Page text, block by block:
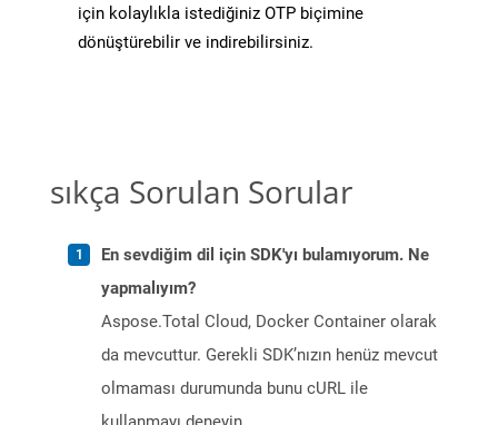
için kolaylıkla istediğiniz OTP biçimine
dönüştürebilir ve indirebilirsiniz.
sıkça Sorulan Sorular
En sevdiğim dil için SDK'yı bulamıyorum. Ne
yapmalıyım?
Aspose.Total Cloud, Docker Container olarak
da mevcuttur. Gerekli SDK’nızın henüz mevcut
olmaması durumunda bunu cURL ile